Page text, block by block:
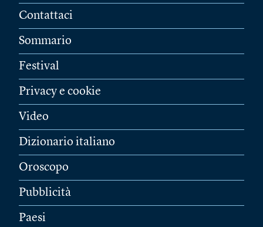
Contattaci
Sommario
Festival
Privacy e cookie
Video
Dizionario italiano
Oroscopo
Pubblicità
Paesi